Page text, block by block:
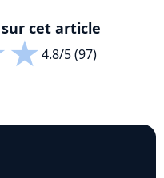
cet article
★4.8/5 (97)